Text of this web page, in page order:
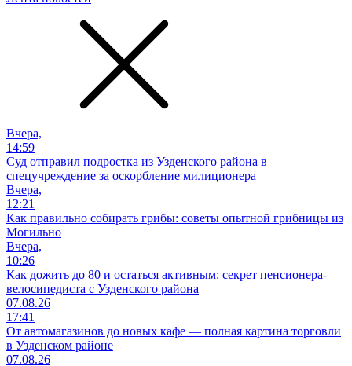
Вчера,
14:59
Суд отправил подростка из Узденского района в
спецучреждение за оскорбление милиционера
Вчера,
12:21
Как правильно собирать грибы: советы опытной грибницы из
Могильно
Вчера,
10:26
Как дожить до 80 и остаться активным: секрет пенсионера-
велосипедиста с Узденского района
07.08.26
17:41
От автомагазинов до новых кафе — полная картина торговли
в Узденском районе
07.08.26